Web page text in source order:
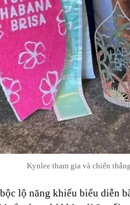
Kynlee tham gia và chiến
lộ năng khiếu biểu diễn